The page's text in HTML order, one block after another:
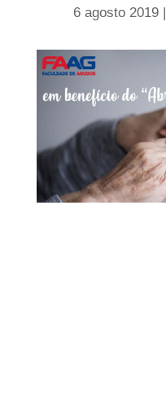
6 agosto 2019|